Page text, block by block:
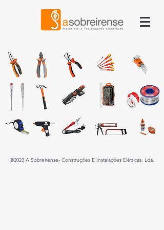
©2023 A Sobreirense- Construções E Instalações Elétricas, Lda.